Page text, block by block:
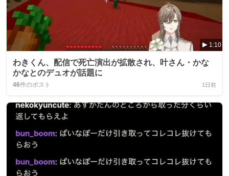
1:10
わきくん、配信で死亡演出が拡散され、叶さん・かな
かなとのデュオが話題に
46件のポスト 1日前